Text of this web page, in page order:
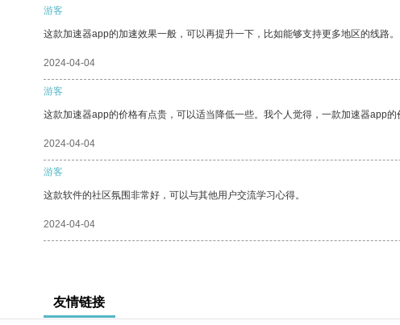
游客
这款加速器app的加速效果一般，可以再提升一下，比如能够支持更多地区的线路。
2024-04-04
游客
这款加速器app的价格有点贵，可以适当降低一些。我个人觉得，一款加速器app的
2024-04-04
游客
这款软件的社区氛围非常好，可以与其他用户交流学习心得。
2024-04-04
友情链接